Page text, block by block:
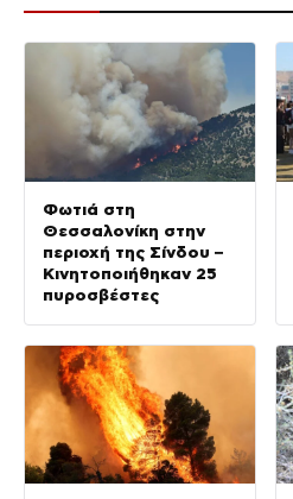
Φωτιά στη
Θεσσαλονίκη στην
περιοχή της Σίνδου –
Κινητοποιήθηκαν 25
πυροσβέστες